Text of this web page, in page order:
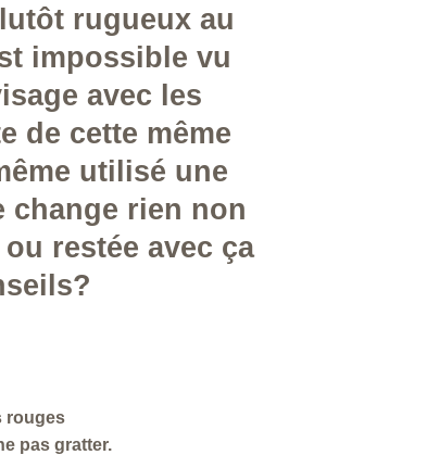
rugueux au
impossible vu
avec les
de cette même
utilisé une
change rien non
restée avec ça
rouges
pas gratter.